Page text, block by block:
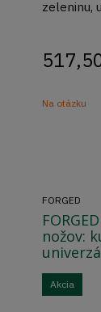
zeleninu,
Na otázku
FORGED
nožov:
Akcia